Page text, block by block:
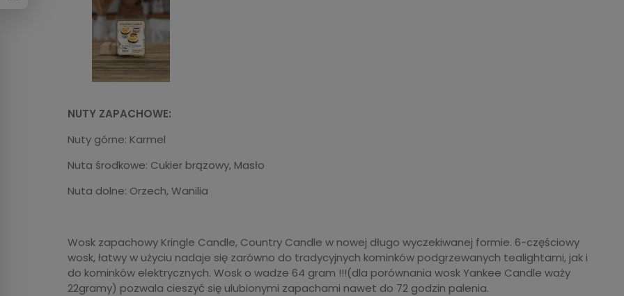
NUTY ZAPACHOWE:
Nuty górne: Karmel
Nuta środkowe: Cukier brązowy, Masło
Nuta dolne: Orzech, Wanilia
Wosk zapachowy Kringle Candle, Country Candle w nowej długo wyczekiwanej formie. 6-częściowy
wosk, łatwy w użyciu nadaje się zarówno do tradycyjnych kominków podgrzewanych tealightami, jak i
do kominków elektrycznych. Wosk o wadze 64 gram !!!(dla porównania wosk Yankee Candle waży
22gramy) pozwala cieszyć się ulubionymi zapachami nawet do 72 godzin palenia.